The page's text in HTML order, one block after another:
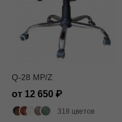
Q-28 MP/Z
от 12 650
318 цветов